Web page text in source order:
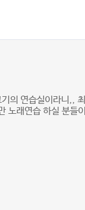
의 연습실이라니,,
노래연습 하실 분들